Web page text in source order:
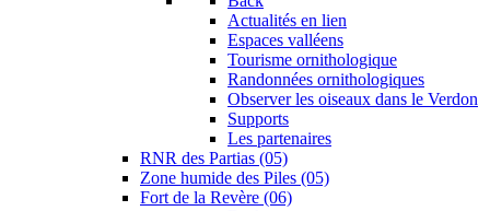
Actualités en lien
Espaces valléens
Tourisme ornithologique
Randonnées ornithologiques
Observer les oiseaux dans le Verdon
Supports
Les partenaires
RNR des Partias (05)
Zone humide des Piles (05)
Fort de la Revère (06)